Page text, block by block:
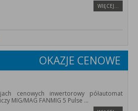
WIĘCEJ…
OKAZJE CENOWE
cenowych inwertorowy półautomat
MIG/MAG FANMIG 5 Pulse ...